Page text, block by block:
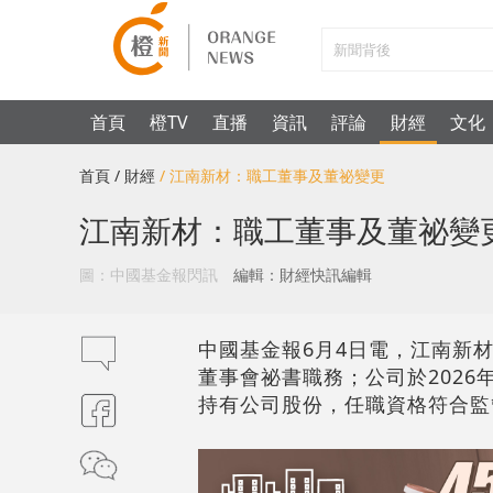
首頁 橙TV 直播 資訊 評論 財經 文化
首頁 / 財經 / 江南新材：職工董事及董祕變更
江南新材：職工董事及董祕變
圖：中國基金報閃訊 編輯：財經快訊編輯
中國基金報6月4日電，江南新
董事會祕書職務；公司於2026
持有公司股份，任職資格符合